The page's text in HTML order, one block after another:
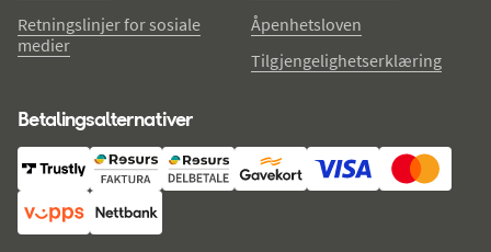
Retningslinjer for sosiale
medier
Åpenhetsloven
Tilgjengelighetserklæring
Betalingsalternativer